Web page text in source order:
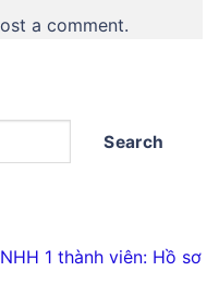
a comment.
Search
1 thành viên: Hồ sơ